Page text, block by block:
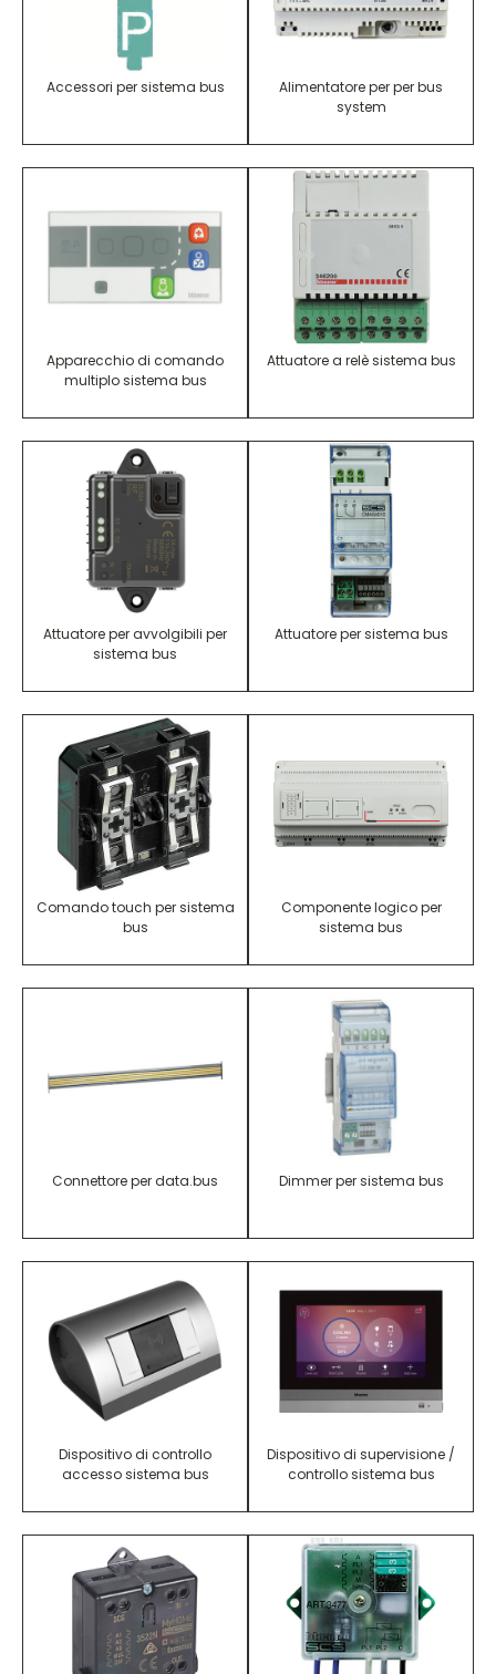
Accessori per sistema bus
Alimentatore per per bus
system
Apparecchio di comando
multiplo sistema bus
Attuatore a relè sistema bus
Attuatore per avvolgibili per
sistema bus
Attuatore per sistema bus
Comando touch per sistema
bus
Componente logico per
sistema bus
Connettore per data.bus Dimmer per sistema bus
Dispositivo di controllo
accesso sistema bus
Dispositivo di supervisione /
controllo sistema bus